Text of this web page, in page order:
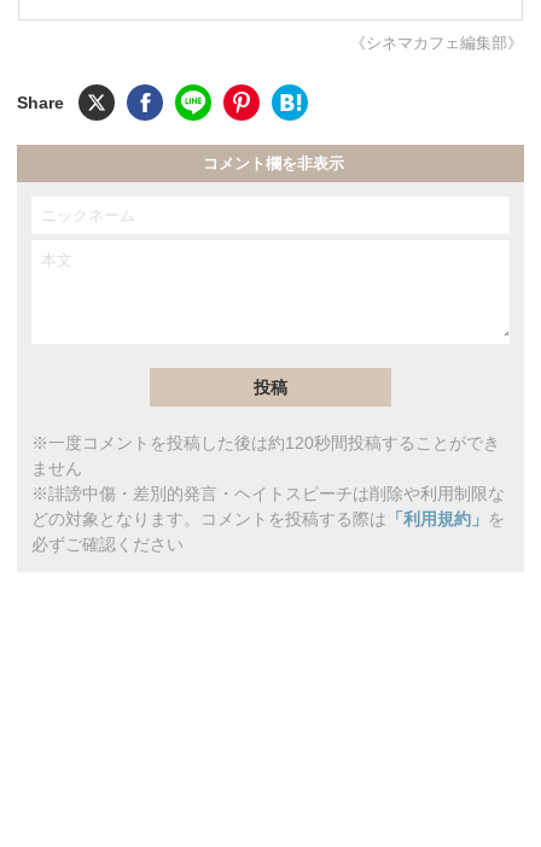
《シネマカフェ編集部》
コメント欄を非表示
※一度コメントを投稿した後は約120秒間投稿することができ
ません
※誹謗中傷・差別的発言・ヘイトスピーチは削除や利用制限な
どの対象となります。コメントを投稿する際は 「利用規約」 を
必ずご確認ください